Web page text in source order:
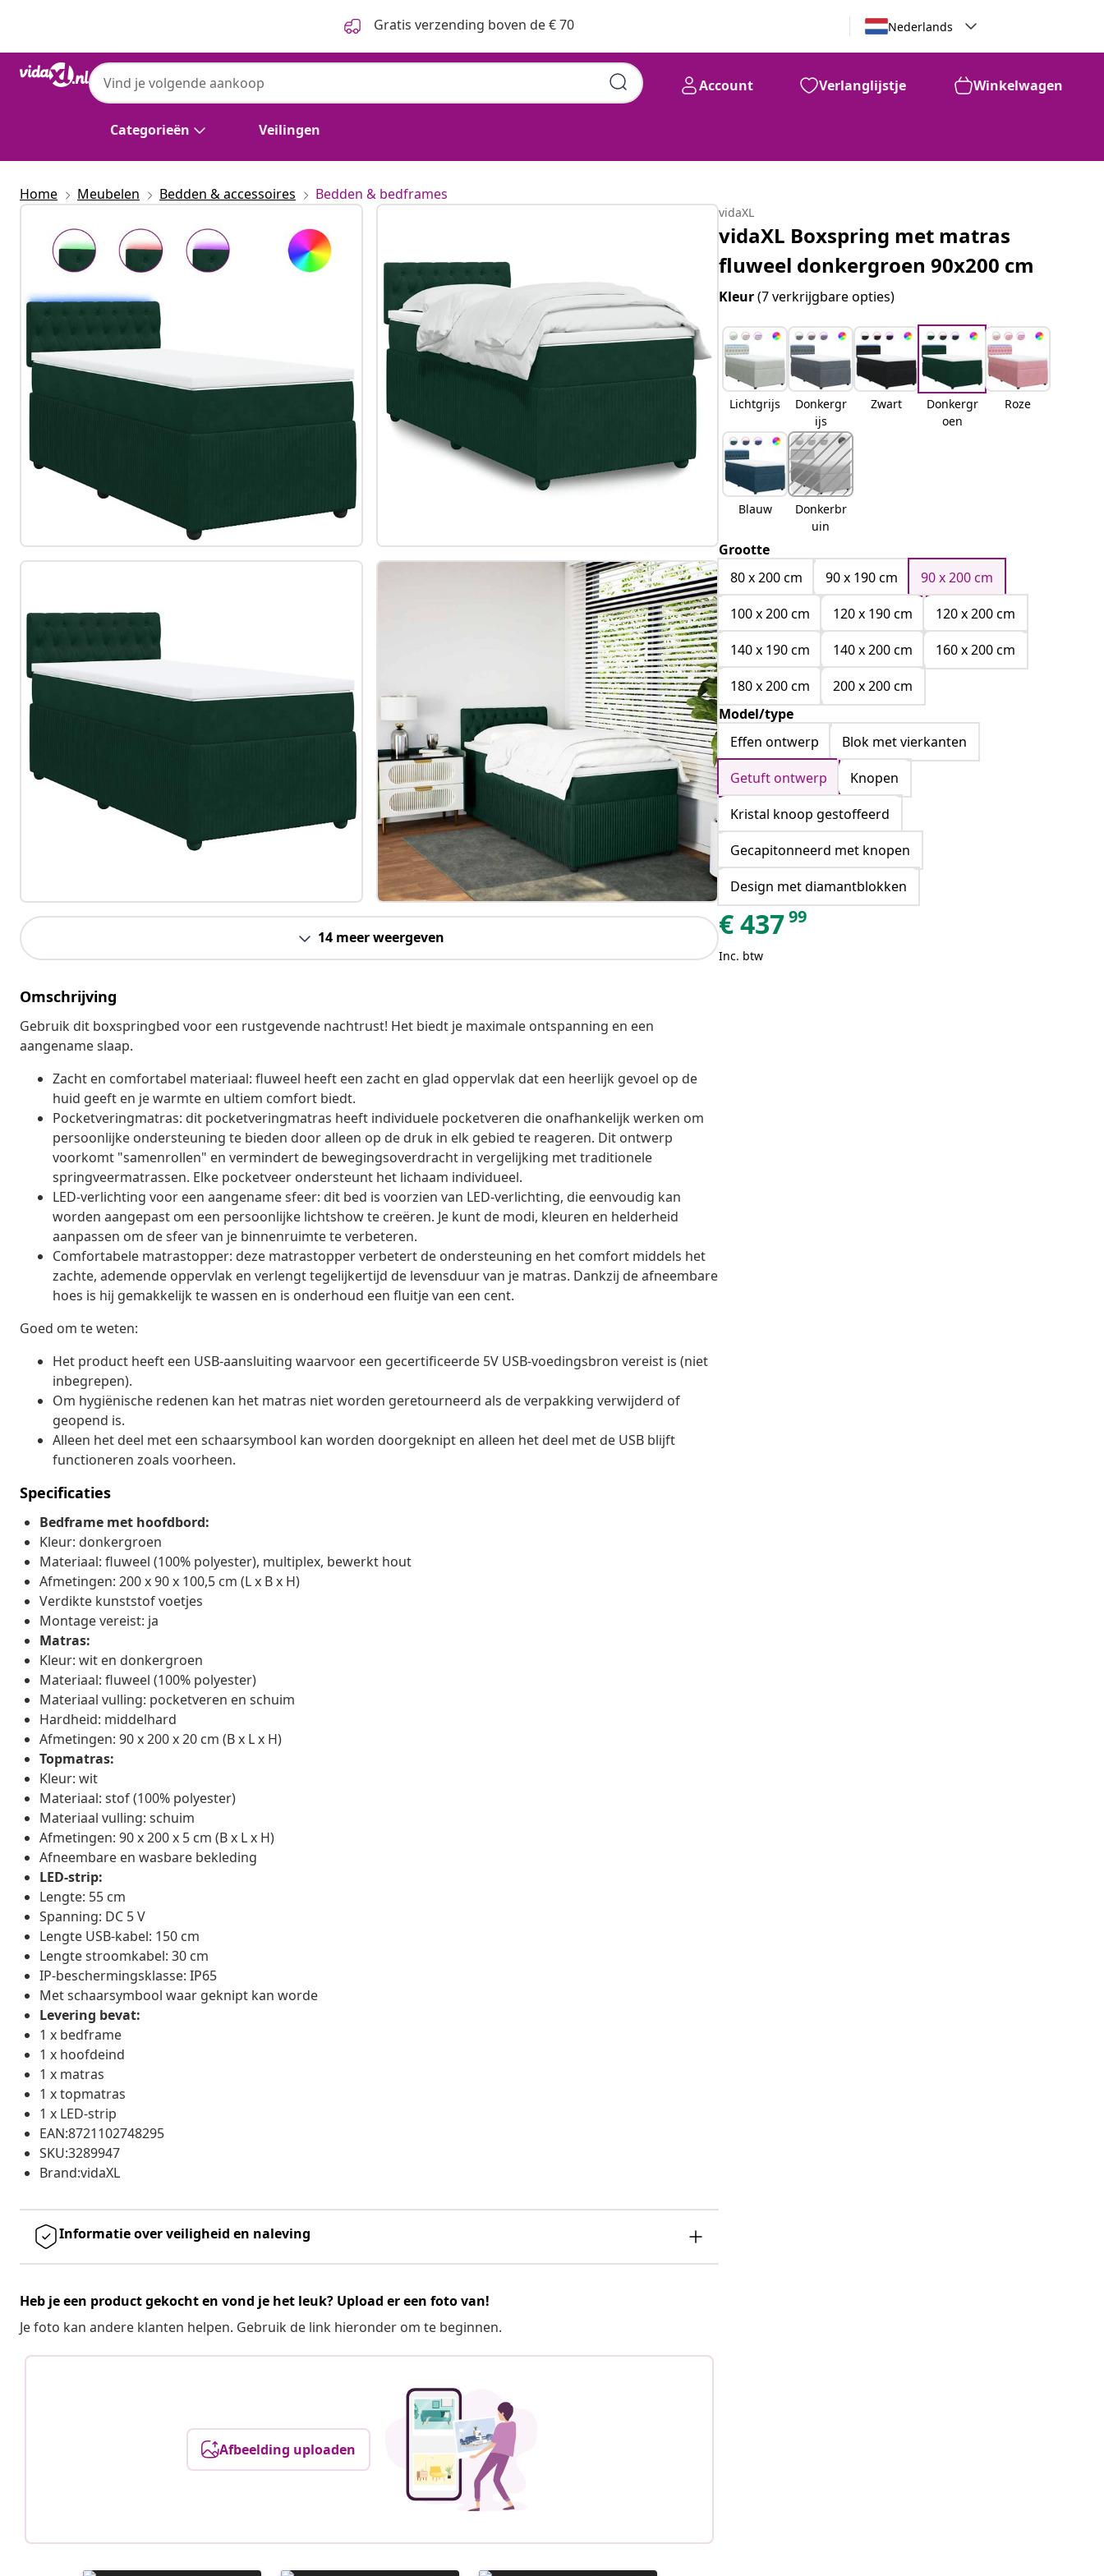
Gratis verzending boven de € 70 Nederlands
Categorieën Veilingen
Account Verlanglijstje Winkelwagen
Home Meubelen Bedden & accessoires Bedden & bedframes
14 meer weergeven
Omschrijving
Gebruik dit boxspringbed voor een rustgevende nachtrust! Het biedt je maximale ontspanning en een
aangename slaap.
Zacht en comfortabel materiaal: fluweel heeft een zacht en glad oppervlak dat een heerlijk gevoel op de
huid geeft en je warmte en ultiem comfort biedt.
Pocketveringmatras: dit pocketveringmatras heeft individuele pocketveren die onafhankelijk werken om
persoonlijke ondersteuning te bieden door alleen op de druk in elk gebied te reageren. Dit ontwerp
voorkomt "samenrollen" en vermindert de bewegingsoverdracht in vergelijking met traditionele
springveermatrassen. Elke pocketveer ondersteunt het lichaam individueel.
LED-verlichting voor een aangename sfeer: dit bed is voorzien van LED-verlichting, die eenvoudig kan
worden aangepast om een persoonlijke lichtshow te creëren. Je kunt de modi, kleuren en helderheid
aanpassen om de sfeer van je binnenruimte te verbeteren.
Comfortabele matrastopper: deze matrastopper verbetert de ondersteuning en het comfort middels het
zachte, ademende oppervlak en verlengt tegelijkertijd de levensduur van je matras. Dankzij de afneembare
hoes is hij gemakkelijk te wassen en is onderhoud een fluitje van een cent.
Goed om te weten:
Het product heeft een USB-aansluiting waarvoor een gecertificeerde 5V USB-voedingsbron vereist is (niet
inbegrepen).
Om hygiënische redenen kan het matras niet worden geretourneerd als de verpakking verwijderd of
geopend is.
Alleen het deel met een schaarsymbool kan worden doorgeknipt en alleen het deel met de USB blijft
functioneren zoals voorheen.
Specificaties
Bedframe met hoofdbord:
Kleur: donkergroen
Materiaal: fluweel (100% polyester), multiplex, bewerkt hout
Afmetingen: 200 x 90 x 100,5 cm (L x B x H)
Verdikte kunststof voetjes
Montage vereist: ja
Matras:
Kleur: wit en donkergroen
Materiaal: fluweel (100% polyester)
Materiaal vulling: pocketveren en schuim
Hardheid: middelhard
Afmetingen: 90 x 200 x 20 cm (B x L x H)
Topmatras:
Kleur: wit
Materiaal: stof (100% polyester)
Materiaal vulling: schuim
Afmetingen: 90 x 200 x 5 cm (B x L x H)
Afneembare en wasbare bekleding
LED-strip:
Lengte: 55 cm
Spanning: DC 5 V
Lengte USB-kabel: 150 cm
Lengte stroomkabel: 30 cm
IP-beschermingsklasse: IP65
Met schaarsymbool waar geknipt kan worde
Levering bevat:
1 x bedframe
1 x hoofdeind
1 x matras
1 x topmatras
1 x LED-strip
EAN:8721102748295
SKU:3289947
Brand:vidaXL
Informatie over veiligheid en naleving
Heb je een product gekocht en vond je het leuk? Upload er een foto van!
Je foto kan andere klanten helpen. Gebruik de link hieronder om te beginnen.
Afbeelding uploaden
vidaXL
vidaXL Boxspring met matras
fluweel donkergroen 90x200 cm
Kleur(7 verkrijgbare opties)
Lichtgrijs
Donkergr
ijs
Zwart
Donkergr
oen
Roze
Blauw
Donkerbr
uin
Grootte
80 x 200 cm
90 x 190 cm
90 x 200 cm
100 x 200 cm
120 x 190 cm
120 x 200 cm
140 x 190 cm
140 x 200 cm
160 x 200 cm
180 x 200 cm
200 x 200 cm
Model/type
Effen ontwerp
Blok met vierkanten
Getuft ontwerp
Knopen
Kristal knoop gestoffeerd
Gecapitonneerd met knopen
Design met diamantblokken
€43799
Inc. btw